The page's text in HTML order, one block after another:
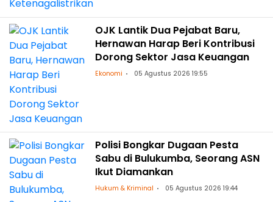
OJK Lantik Dua Pejabat Baru,
Hernawan Harap Beri Kontribusi
Dorong Sektor Jasa Keuangan
Ekonomi 05 Agustus 2026 19:55
Polisi Bongkar Dugaan Pesta
Sabu di Bulukumba, Seorang ASN
Ikut Diamankan
Hukum & Kriminal 05 Agustus 2026 19:44